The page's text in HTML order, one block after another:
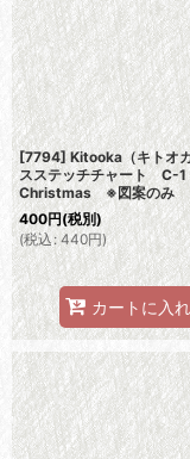
[7794] Kitooka（キトオ
スステッチチャート C-
Christmas ※図案のみ
400円(税別)
(税込 : 440円)
カートに入